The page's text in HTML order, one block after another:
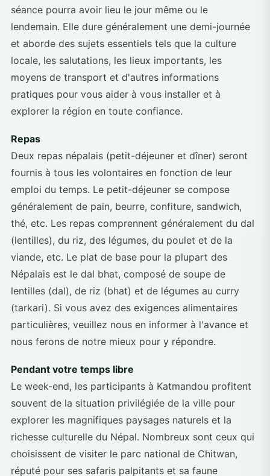
séance pourra avoir lieu le jour même ou le
lendemain. Elle dure généralement une demi-journée
et aborde des sujets essentiels tels que la culture
locale, les salutations, les lieux importants, les
moyens de transport et d'autres informations
pratiques pour vous aider à vous installer et à
explorer la région en toute confiance.
Repas
Deux repas népalais (petit-déjeuner et dîner) seront
fournis à tous les volontaires en fonction de leur
emploi du temps. Le petit-déjeuner se compose
généralement de pain, beurre, confiture, sandwich,
thé, etc. Les repas comprennent généralement du dal
(lentilles), du riz, des légumes, du poulet et de la
viande, etc. Le plat de base pour la plupart des
Népalais est le dal bhat, composé de soupe de
lentilles (dal), de riz (bhat) et de légumes au curry
(tarkari). Si vous avez des exigences alimentaires
particulières, veuillez nous en informer à l'avance et
nous ferons de notre mieux pour y répondre.
Pendant votre temps libre
Le week-end, les participants à Katmandou profitent
souvent de la situation privilégiée de la ville pour
explorer les magnifiques paysages naturels et la
richesse culturelle du Népal. Nombreux sont ceux qui
choisissent de visiter le parc national de Chitwan,
réputé pour ses safaris palpitants et sa faune